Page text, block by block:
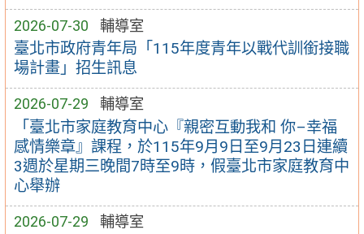
2026-07-30 輔導室
臺北市政府青年局「115年度青年以戰代訓銜接職
場計畫」招生訊息
2026-07-29 輔導室
「臺北市家庭教育中心『親密互動我和 你–幸福
感情樂章』課程，於115年9月9日至9月23日連續
3週於星期三晚間7時至9時，假臺北市家庭教育中
心舉辦
2026-07-29 輔導室